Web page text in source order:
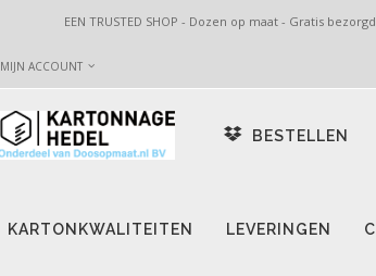
EEN TRUSTED SHOP - Dozen op maat - Gratis
MIJN ACCOUNT
BESTELLEN
KARTONKWALITEITEN LEVERINGEN